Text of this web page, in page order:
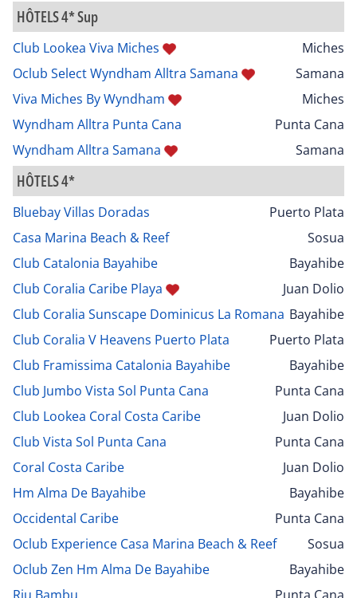
HÔTELS 4* Sup
Club Lookea Viva Miches
Miches
Oclub Select Wyndham Alltra Samana
Samana
Viva Miches By Wyndham
Miches
Wyndham Alltra Punta Cana
Punta Cana
Wyndham Alltra Samana
Samana
HÔTELS 4*
Bluebay Villas Doradas
Puerto Plata
Casa Marina Beach & Reef
Sosua
Club Catalonia Bayahibe
Bayahibe
Club Coralia Caribe Playa
Juan Dolio
Club Coralia Sunscape Dominicus La Romana Bayahibe
Club Coralia V Heavens Puerto Plata
Puerto Plata
Club Framissima Catalonia Bayahibe
Bayahibe
Club Jumbo Vista Sol Punta Cana
Punta Cana
Club Lookea Coral Costa Caribe
Juan Dolio
Club Vista Sol Punta Cana
Punta Cana
Coral Costa Caribe
Juan Dolio
Hm Alma De Bayahibe
Bayahibe
Occidental Caribe
Punta Cana
Oclub Experience Casa Marina Beach & Reef
Sosua
Oclub Zen Hm Alma De Bayahibe
Bayahibe